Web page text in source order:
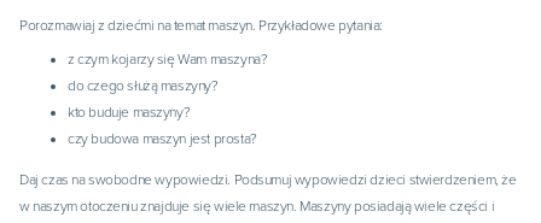
Porozmawiaj z dziećmi na temat maszyn. Przykładowe pytania:
z czym kojarzy się Wam maszyna?
do czego służą maszyny?
kto buduje maszyny?
czy budowa maszyn jest prosta?
Daj czas na swobodne wypowiedzi. Podsumuj wypowiedzi dzieci stwierdzeniem, że
w naszym otoczeniu znajduje się wiele maszyn. Maszyny posiadają wiele części i